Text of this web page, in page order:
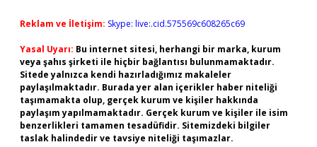
Reklam ve İletişim: Skype: live:.cid.575569c608265c69
Yasal Uyarı: Bu internet sitesi, herhangi bir marka, kurum
veya şahıs şirketi ile hiçbir bağlantısı bulunmamaktadır.
Sitede yalnızca kendi hazırladığımız makaleler
paylaşılmaktadır. Burada yer alan içerikler haber niteliği
taşımamakta olup, gerçek kurum ve kişiler hakkında
paylaşım yapılmamaktadır. Gerçek kurum ve kişiler ile isim
benzerlikleri tamamen tesadüfidir. Sitemizdeki bilgiler
taslak halindedir ve tavsiye niteliği taşımazlar.